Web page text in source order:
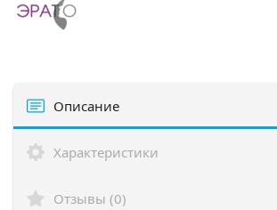
Описание
Характеристики
Отзывы (0)